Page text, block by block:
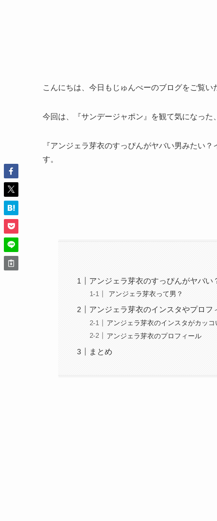
こんにちは、今日もじゅんぺーのブログをご覧
今回は、『サンデージャポン』を観て気になった
『アンジェラ芽衣のすっぴんがヤバい男みたい
す。
アンジェラ芽衣のすっぴんがヤバい
アンジェラ芽衣って男？
アンジェラ芽衣のインスタやプロフ
アンジェラ芽衣のインスタがカッコ
アンジェラ芽衣のプロフィール
まとめ